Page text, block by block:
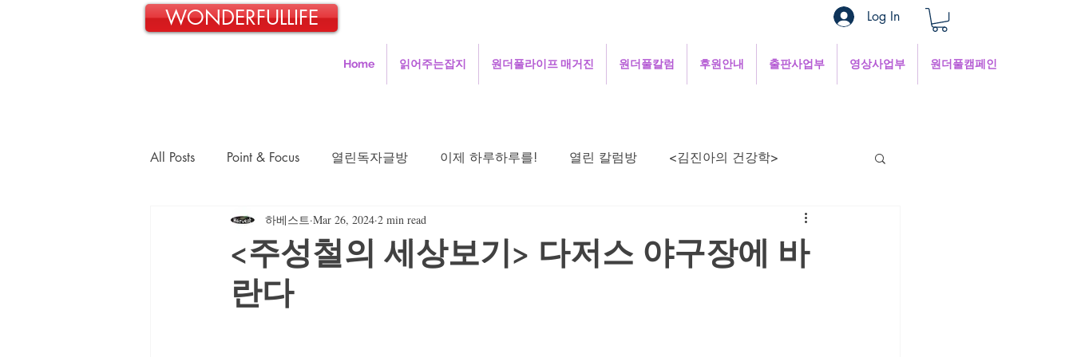
Log In
Home 읽어주는잡지 원더풀라이프 매거진 원더풀칼럼 후원안내 출판사업부 영상사업부 원더풀캠페인
WONDERFULLIFE
All Posts Point & Focus 열린독자글방 이제 하루하루를! 열린 칼럼방 <김진아의 건강학>
일본교포 김민호의 파란신호등 주성철의 세상보기 김용현의 낮은 목소리
김정숙의 초록이야기
<주성철의 세상보기> 다저스 야구장에 바
란다
하베스트 Mar 26, 2024 2 min read